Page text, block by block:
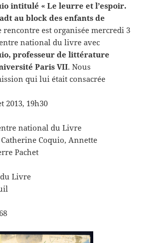
intitulé « Le leurre et l’espoir.
au block des enfants de
rencontre est organisée mercredi 3
national du livre avec
professeur de littérature
Paris VII. Nous
qui lui était consacrée
19h30
national du Livre
Coquio, Annette
Pachet
Livre